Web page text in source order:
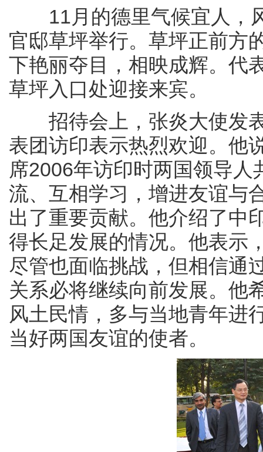
11月的德里气候宜人，
官邸草坪举行。草坪正前方
下艳丽夺目，相映成辉。代
草坪入口处迎接来宾。
招待会上，张炎大使发表
表团访印表示热烈欢迎。他
席2006年访印时两国领导
流、互相学习，增进友谊与
出了重要贡献。他介绍了中
得长足发展的情况。他表示
尽管也面临挑战，但相信通
关系必将继续向前发展。他
风土民情，多与当地青年进
当好两国友谊的使者。